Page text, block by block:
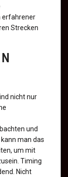
erfahrener
Strecken
nicht nur
und
man das
um mit
Timing
Nicht